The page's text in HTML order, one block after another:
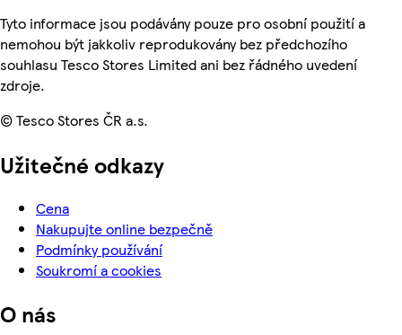
Tyto informace jsou podávány pouze pro osobní použití a
nemohou být jakkoliv reprodukovány bez předchozího
souhlasu Tesco Stores Limited ani bez řádného uvedení
zdroje.
© Tesco Stores ČR a.s.
Užitečné odkazy
Cena
Nakupujte online bezpečně
Podmínky používání
Soukromí a cookies
O nás